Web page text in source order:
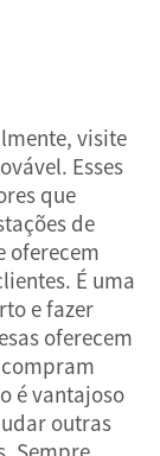
visite
Esses
que
de
oferecem
É uma
e fazer
oferecem
é vantajoso
outras